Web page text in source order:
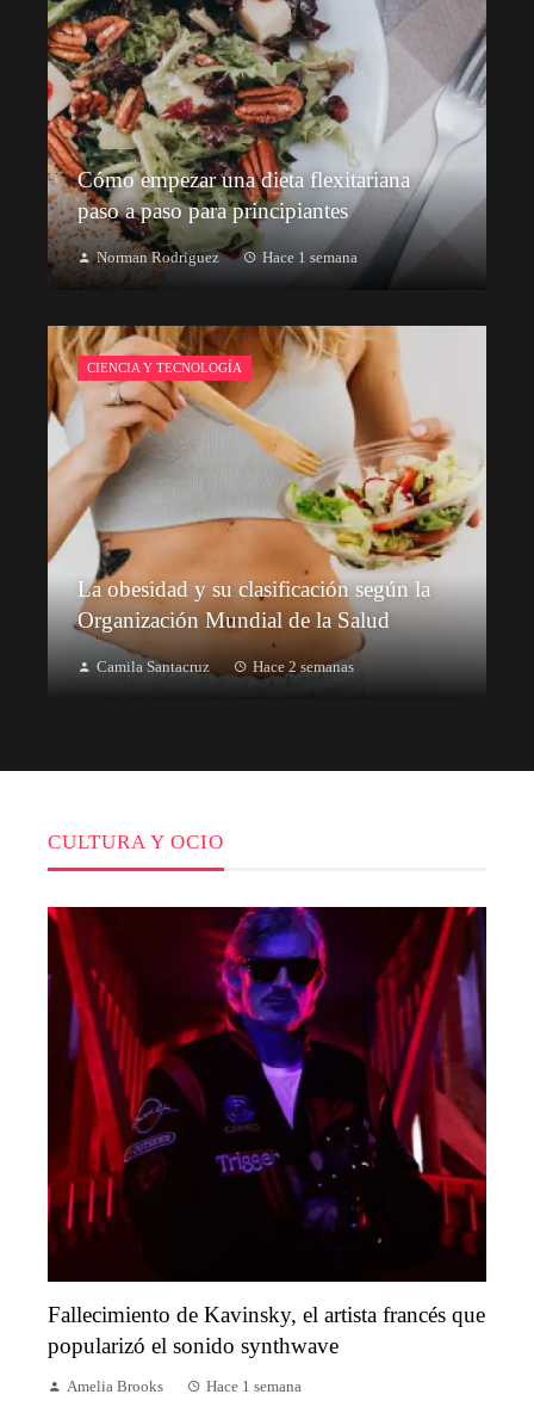
Cómo empezar una dieta flexitariana
paso a paso para principiantes
Norman Rodriguez Hace 1 semana
CIENCIA Y TECNOLOGÍA
La obesidad y su clasificación según la
Organización Mundial de la Salud
Camila Santacruz Hace 2 semanas
CULTURA Y OCIO
Fallecimiento de Kavinsky, el artista francés que
popularizó el sonido synthwave
Amelia Brooks Hace 1 semana